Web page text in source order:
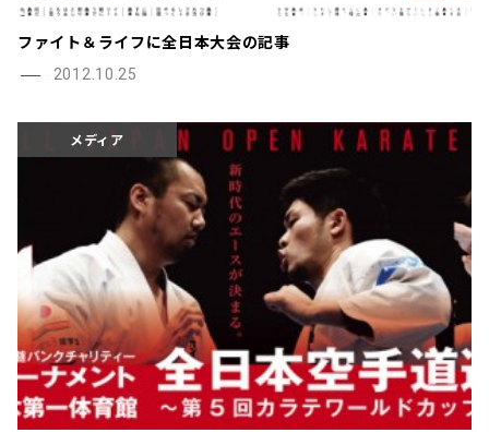
ファイト＆ライフに全日本大会の記事
2012.10.25
メディア